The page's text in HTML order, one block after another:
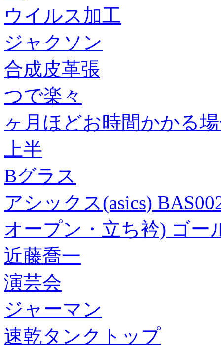
ウイルス加工
ジャクソン
合成皮革張
つで楽々
ヶ月ほどお時間かかる
上半
Bグラス
アシックス(asics)
オープン・立ち衿) ゴー
近藤喬一
演芸会
ジャーマン
速乾タンクトップ